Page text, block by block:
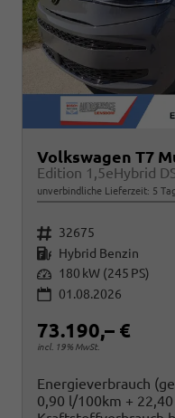
Volkswagen T7
Edition 1,5eHybrid
unverbindliche Lieferzeit: 5
Fahrzeugnr. 32675
Kraftstoff Hybrid Benzin
Leistung 180 kW (245 PS)
01.08.2026
73.190,– €
incl. 19% MwSt.
Energieverbrauch
0,90 l/100km +